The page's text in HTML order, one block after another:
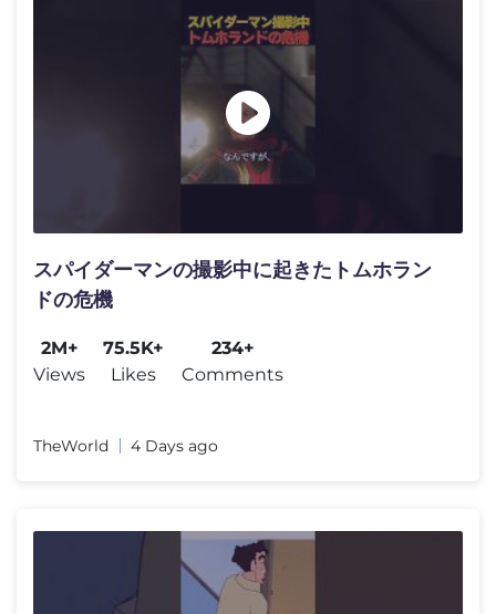
スパイダーマンの撮影中に起きたトムホラン
ドの危機
2M+
Views
75.5K+
Likes
234+
Comments
TheWorld 4 Days ago